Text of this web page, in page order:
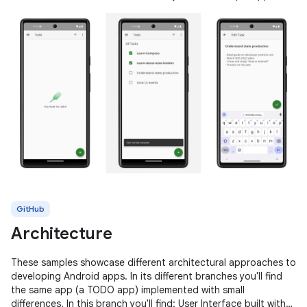
GitHub
Architecture
These samples showcase different architectural approaches to
developing Android apps. In its different branches you'll find
the same app (a TODO app) implemented with small
differences. In this branch you'll find: User Interface built with